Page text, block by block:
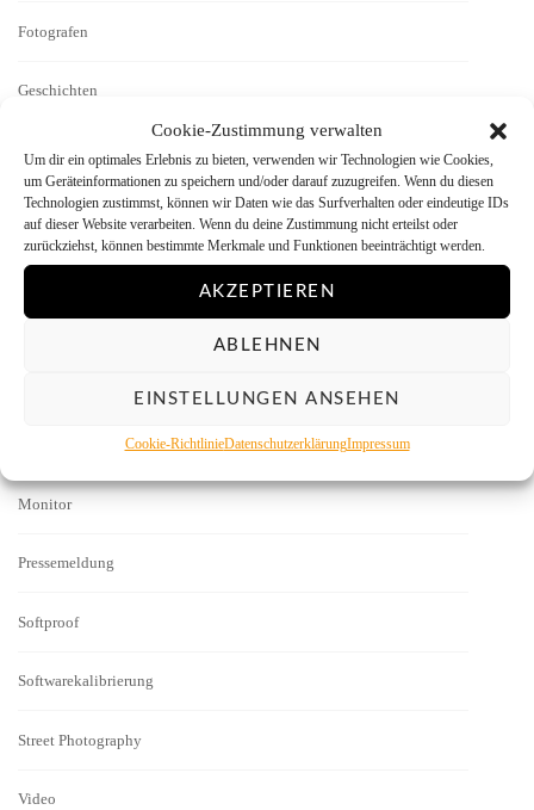
Cookie-Zustimmung verwalten
Um dir ein optimales Erlebnis zu bieten, verwenden wir Technologien wie Cookies,
um Geräteinformationen zu speichern und/oder darauf zuzugreifen. Wenn du diesen
Technologien zustimmst, können wir Daten wie das Surfverhalten oder eindeutige IDs
auf dieser Website verarbeiten. Wenn du deine Zustimmung nicht erteilst oder
zurückziehst, können bestimmte Merkmale und Funktionen beeinträchtigt werden.
AKZEPTIEREN
ABLEHNEN
EINSTELLUNGEN ANSEHEN
Cookie-RichtlinieDatenschutzerklärungImpressum
Fotografen
Geschichten
Kamera-Reviews
Labor
Monitor
Pressemeldung
Softproof
Softwarekalibrierung
Street Photography
Video